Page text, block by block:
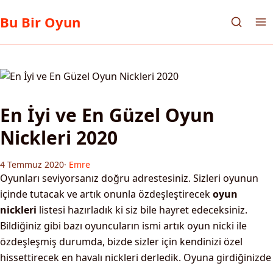
Bu Bir Oyun
En İyi ve En Güzel Oyun
Nickleri 2020
4 Temmuz 2020· Emre
Oyunları seviyorsanız doğru adrestesiniz. Sizleri oyunun
içinde tutacak ve artık onunla özdeşleştirecekoyun
nickleri listesi hazırladık ki siz bile hayret edeceksiniz.
Bildiğiniz gibi bazı oyuncuların ismi artık oyun nicki ile
özdeşleşmiş durumda, bizde sizler için kendinizi özel
hissettirecek en havalı nickleri derledik. Oyuna girdiğinizde